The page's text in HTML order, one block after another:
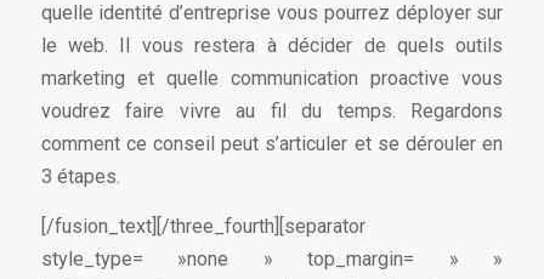
quelle identité d’entreprise vous pourrez déployer sur
le web. Il vous restera à décider de quels outils
marketing et quelle communication proactive vous
voudrez faire vivre au fil du temps. Regardons
comment ce conseil peut s’articuler et se dérouler en
3 étapes.
[/fusion_text][/three_fourth][separator
style_type= »none » top_margin= » »